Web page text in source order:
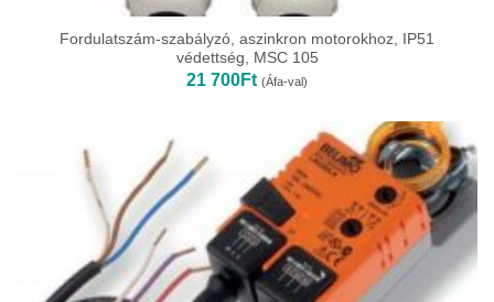
Fordulatszám-szabályzó, aszinkron motorokhoz, IP51
védettség, MSC 105
21 700Ft (Áfa-val)